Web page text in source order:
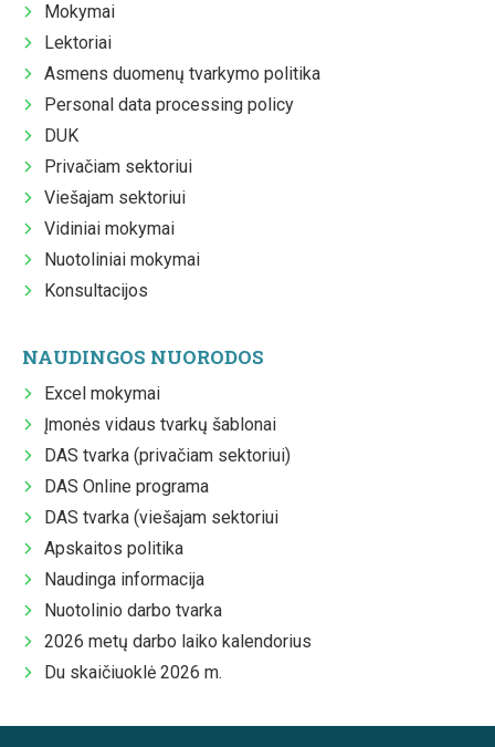
Mokymai
Lektoriai
Asmens duomenų tvarkymo politika
Personal data processing policy
DUK
Privačiam sektoriui
Viešajam sektoriui
Vidiniai mokymai
Nuotoliniai mokymai
Konsultacijos
NAUDINGOS NUORODOS
Excel mokymai
Įmonės vidaus tvarkų šablonai
DAS tvarka (privačiam sektoriui)
DAS Online programa
DAS tvarka (viešajam sektoriui
Apskaitos politika
Naudinga informacija
Nuotolinio darbo tvarka
2026 metų darbo laiko kalendorius
Du skaičiuoklė 2026 m.